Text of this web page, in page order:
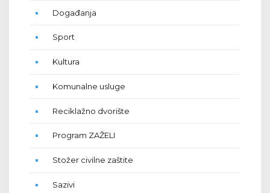
Događanja
Sport
Kultura
Komunalne usluge
Reciklažno dvorište
Program ZAŽELI
Stožer civilne zaštite
Sazivi